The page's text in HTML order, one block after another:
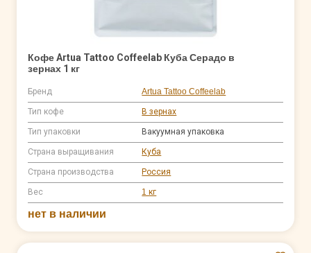
Кофе Artua Tattoo Coffeelab Куба Серадо в
зернах 1 кг
Бренд Artua Tattoo Coffeelab
Тип кофе В зернах
Тип упаковки Вакуумная упаковка
Страна выращивания Куба
Страна производства Россия
Вес 1 кг
нет в наличии